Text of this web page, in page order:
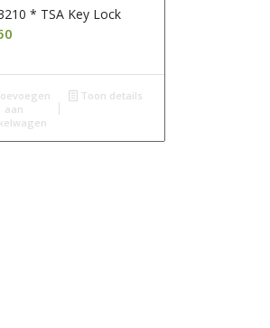
* TSA Key Lock
aan
Toon details